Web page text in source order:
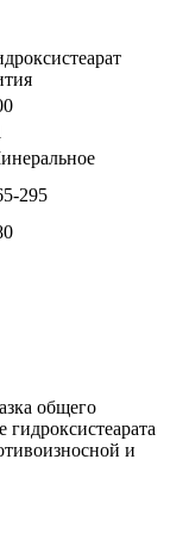
295
общего
гидроксистеарата
и